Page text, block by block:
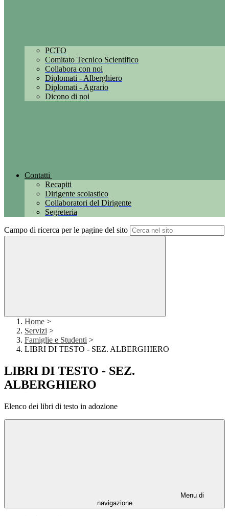
PCTO
Comitato Tecnico Scientifico
Collabora con noi
Diplomati - Alberghiero
Diplomati - Agrario
Dicono di noi
Contatti
Recapiti
Dirigente scolastico
Collaboratori del Dirigente
Segreteria
Campo di ricerca per le pagine del sito
Home >
Servizi >
Famiglie e Studenti >
LIBRI DI TESTO - SEZ. ALBERGHIERO
LIBRI DI TESTO - SEZ.
ALBERGHIERO
Elenco dei libri di testo in adozione
Menu di
navigazione